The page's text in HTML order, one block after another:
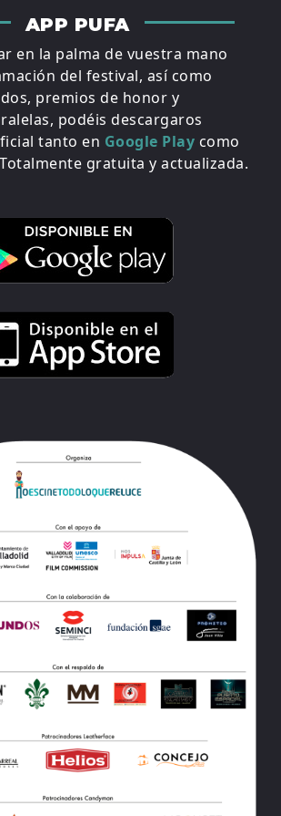
APP PUFA
en la palma de vuestra mano
del festival, así como
premios de honor y
podéis descargaros
tanto en Google Play como
gratuita y actualizada.